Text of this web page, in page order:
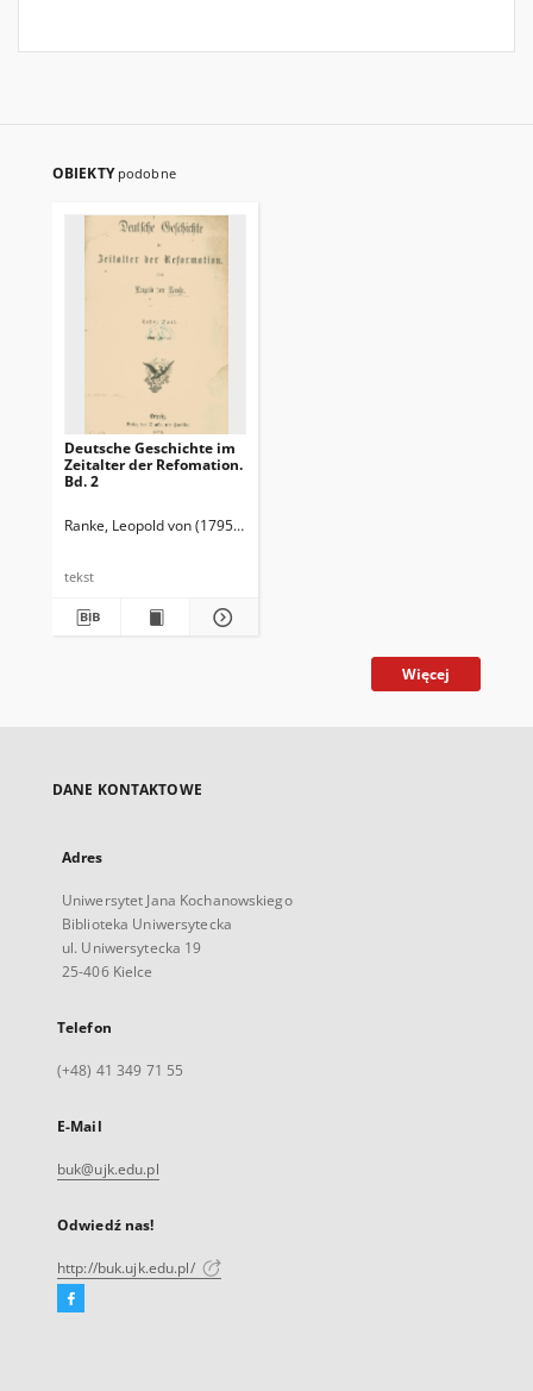
OBIEKTY podobne
Deutsche Geschichte im
Zeitalter der Refomation.
Bd. 2
Ranke, Leopold von (1795-1886)
tekst
Więcej
DANE KONTAKTOWE
Adres
Uniwersytet Jana Kochanowskiego
Biblioteka Uniwersytecka
ul. Uniwersytecka 19
25-406 Kielce
Telefon
(+48) 41 349 71 55
E-Mail
buk@ujk.edu.pl
Odwiedź nas!
http://buk.ujk.edu.pl/
Facebook